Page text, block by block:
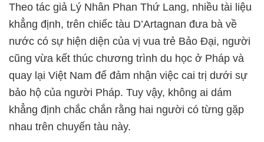
Theo tác giả Lý Nhân Phan Thứ Lang, nhiều tài liệu
khẳng định, trên chiếc tàu D’Artagnan đưa bà về
nước có sự hiện diện của vị vua trẻ Bảo Đại, người
cũng vừa kết thúc chương trình du học ở Pháp và
quay lại Việt Nam để đảm nhận việc cai trị dưới sự
bảo hộ của người Pháp. Tuy vậy, không ai dám
khẳng định chắc chắn rằng hai người có từng gặp
nhau trên chuyến tàu này.